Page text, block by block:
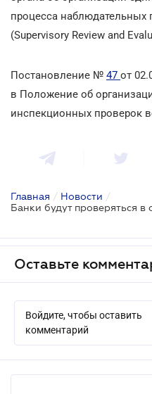
процесса наблюдательных
(Supervisory Review and
Постановление № 47 от
в Положение об
инспекционных проверок
Главная / Новости /
Оставьте
Войдите, чтобы оставить
комментарий